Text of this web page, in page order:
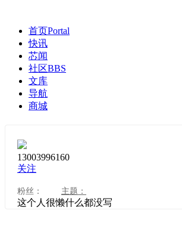
首页Portal
快讯
芯闻
社区BBS
文库
导航
商城
13003996160
关注
粉丝： 主题：
这个人很懒什么都没写